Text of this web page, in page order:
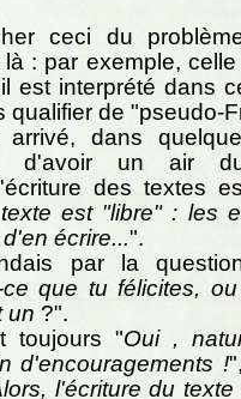
ceci du
: par exemple,
est interprété dans
qualifier de "pseudo-
dans
d'avoir un air
des textes
est "libre" : les
écrire...".
par la
ce que tu félicites,
un ?".
toujours "Oui ,
d'encouragements !
l'écriture du